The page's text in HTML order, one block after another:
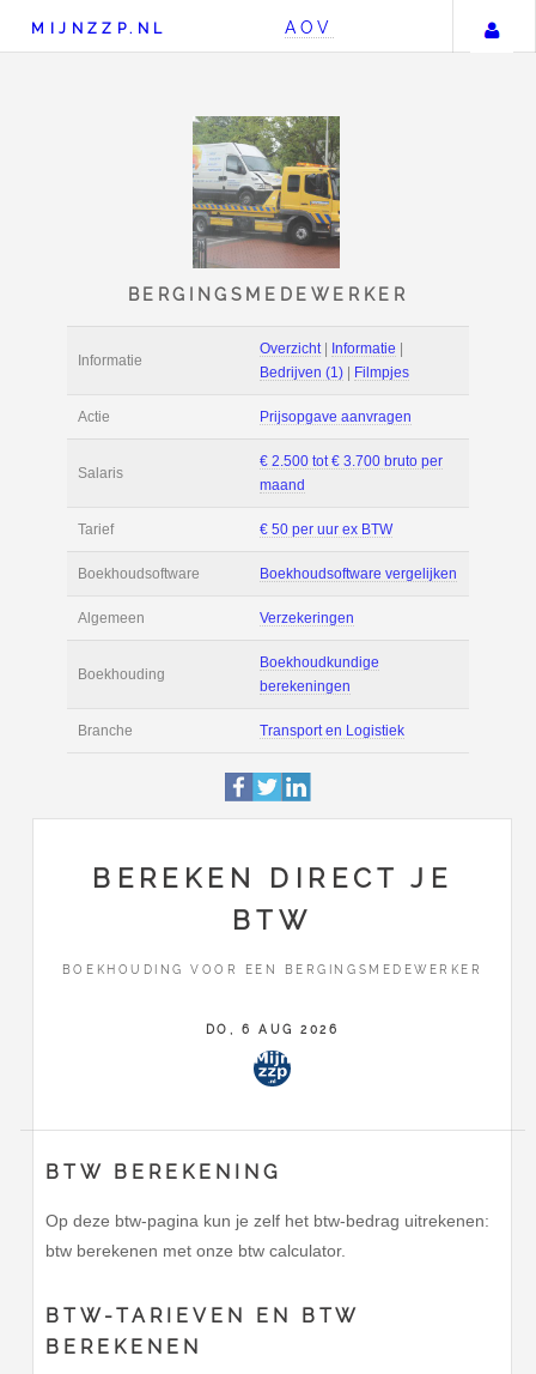
MIJNZZP.NL AOV
Actie Prijsopgave
€ 2.500 tot € 3.700
maand
Tarief € 50 per uur ex
Boekhoudsoftware
BEREKEN DIRECT JE
BTW
BOEKHOUDING VOOR EEN BERGINGSMEDEWERKER
DO, 6 AUG 2026
BTW BEREKENING
Op deze btw-pagina kun je zelf het btw-bedrag uitrekenen:
btw berekenen met onze btw calculator.
BTW-TARIEVEN EN BTW
BEREKENEN